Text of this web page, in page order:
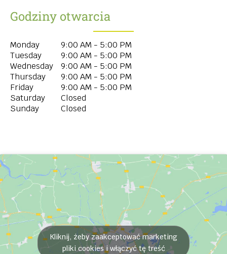
Godziny otwarcia
Monday
9:00 AM - 5:00 PM
Tuesday
9:00 AM - 5:00 PM
Wednesday
9:00 AM - 5:00 PM
Thursday
9:00 AM - 5:00 PM
Friday
9:00 AM - 5:00 PM
Saturday
Closed
Sunday
Closed
Kliknij, żeby zaakceptować marketing
pliki cookies i włączyć tę treść